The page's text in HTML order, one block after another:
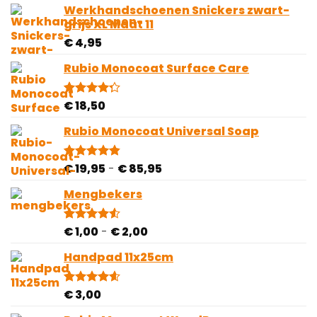
gebaseerd
op
klantbeoordeling
Werkhandschoenen Snickers zwart-
grijs XL Maat 11
€4,95
Rubio Monocoat Surface Care
Gewaardeerd
gebaseerd
op
4
klantbeoordelingen
€18,50
Rubio Monocoat Universal Soap
Gewaardeerd
4.82
gebaseerd
op
28
klantbeoordelingen
€19,95 - €85,95Prijsklasse:
Mengbekers
Gewaardeerd
gebaseerd
op
4
klantbeoordelingen
€1,00 - €2,00Prijsklasse:
tot
Handpad 11x25cm
Gewaardeerd
5
€3,00